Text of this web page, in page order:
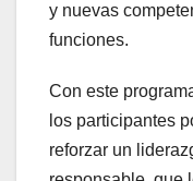
y nuevas
funciones.
Con este
los participantes
reforzar un